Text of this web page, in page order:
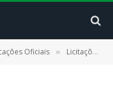
Oficiais » Licitações